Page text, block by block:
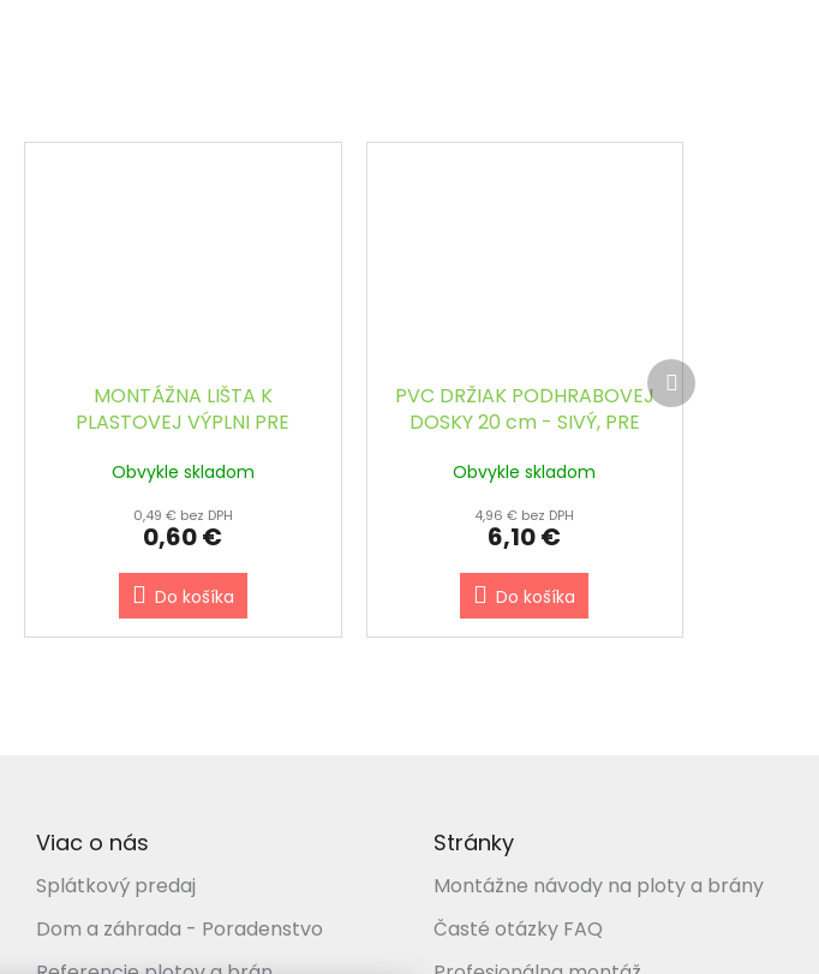
MONTÁŽNA LIŠTA K
PLASTOVEJ VÝPLNI PRE
6005
Obvykle skladom
0,49 € bez DPH
0,60 €
Do košíka
PVC DRŽIAK PODHRABOVEJ
DOSKY 20 cm - SIVÝ, PRE
DOSKY 4 cm
Obvykle skladom
4,96 € bez DPH
6,10 €
Do košíka
Ďalší
produkt
Viac o nás
Splátkový predaj
Dom a záhrada - Poradenstvo
Stránky
Montážne návody na ploty a brány
Časté otázky FAQ